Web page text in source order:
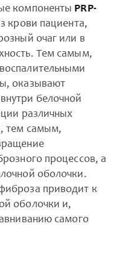
компоненты PRP-
крови пациента,
очаг или в
Тем самым,
оказывают
белочной
различных
тем самым,
процессов, а
оболочки.
приводит к
оболочки и,
самого